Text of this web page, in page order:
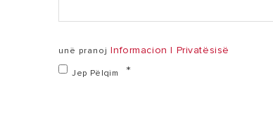
unë pranojInformacion I Privatësisë
Jep Pëlqim